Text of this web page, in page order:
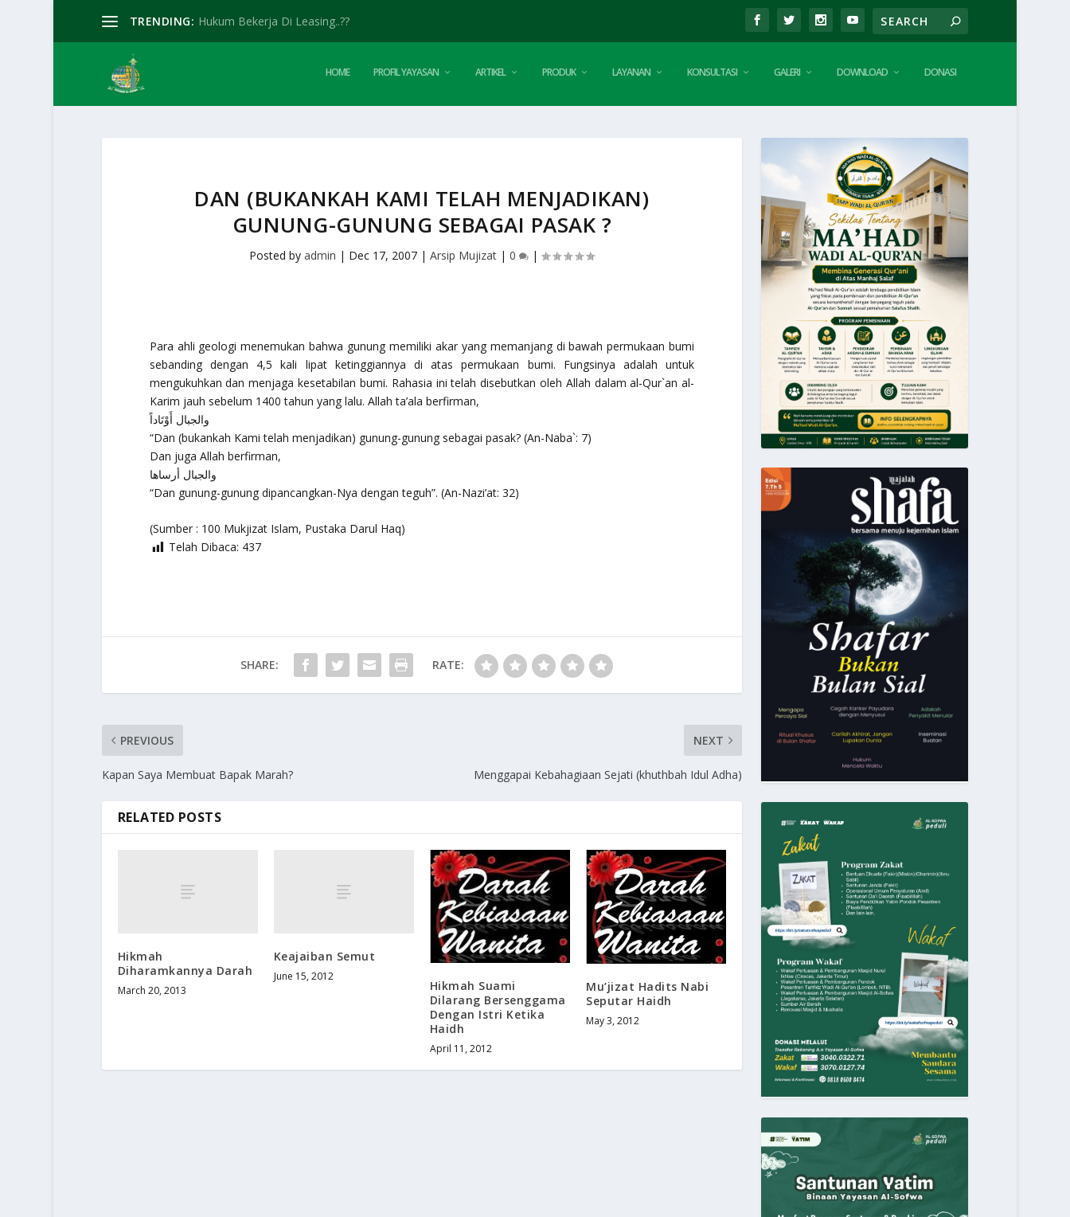
TRENDING: Hukum Bekerja Di Leasing..??
HOME PROFIL YAYASAN ARTIKEL PRODUK LAYANAN KONSULTASI GALERI DOWNLOAD DONASI
DAN (BUKANKAH KAMI TELAH MENJADIKAN)
GUNUNG-GUNUNG SEBAGAI PASAK ?
Posted byadmin | Dec 17, 2007 |Arsip Mujizat |0 |
Para ahli geologi menemukan bahwa gunung memiliki akar yang memanjang di bawah permukaan bumi
sebanding dengan 4,5 kali lipat ketinggiannya di atas permukaan bumi. Fungsinya adalah untuk
mengukuhkan dan menjaga kesetabilan bumi. Rahasia ini telah disebutkan oleh Allah dalam al-Qur`an al-
Karim jauh sebelum 1400 tahun yang lalu. Allah ta’ala berfirman,
والجبال أَوْتَاداً
“Dan (bukankah Kami telah menjadikan) gunung-gunung sebagai pasak? (An-Naba`: 7)
Dan juga Allah berfirman,
والجبال أرساها
“Dan gunung-gunung dipancangkan-Nya dengan teguh”. (An-Nazi’at: 32)
(Sumber : 100 Mukjizat Islam, Pustaka Darul Haq)
Telah Dibaca: 437
SHARE: RATE:
PREVIOUS
Kapan Saya Membuat Bapak Marah?
NEXT
Menggapai Kebahagiaan Sejati (khuthbah Idul Adha)
RELATED POSTS
Hikmah
Diharamkannya Darah
March 20, 2013
Keajaiban Semut
June 15, 2012
Hikmah Suami
Dilarang Bersenggama
Dengan Istri Ketika
Haidh
April 11, 2012
Mu’jizat Hadits Nabi
Seputar Haidh
May 3, 2012